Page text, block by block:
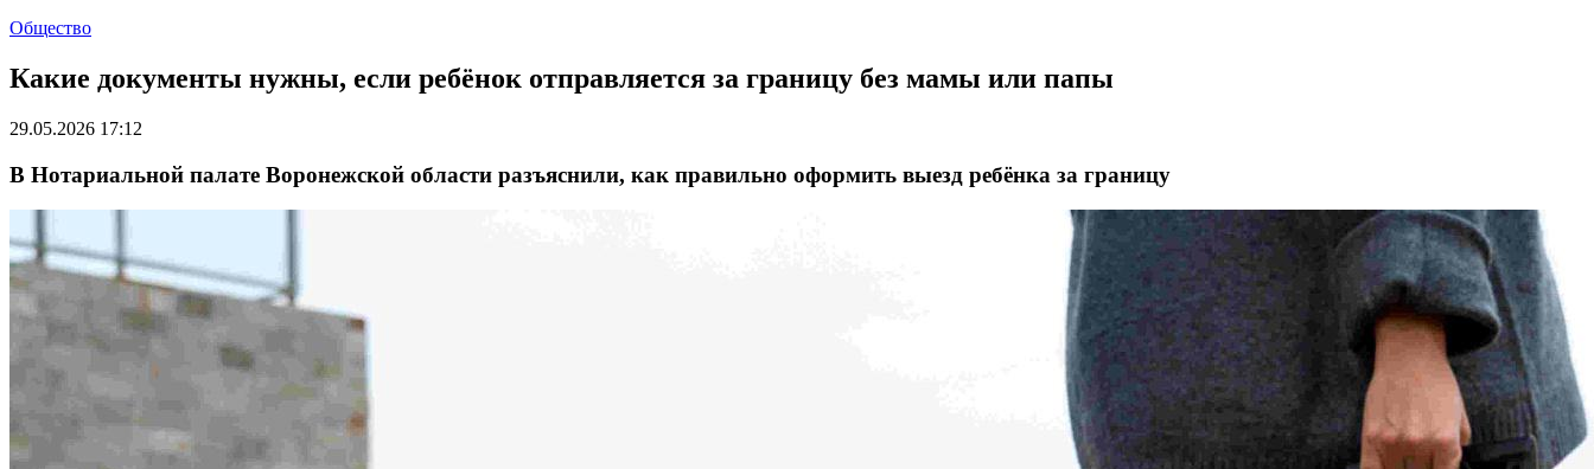
Общество
Какие документы нужны, если ребёнок отправляется за границу без мамы или папы
29.05.2026 17:12
В Нотариальной палате Воронежской области разъяснили, как правильно оформить выезд ребёнка за границу